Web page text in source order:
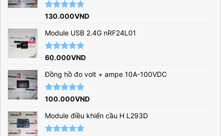
Được xếp
5 sao
130.000VND
Module USB 2.4G nRF24L01
Được xếp
5 sao
60.000VND
Đồng hồ đo volt + ampe 10A-100VDC
Được xếp
5 sao
100.000VND
Module điều khiển cầu H L293D